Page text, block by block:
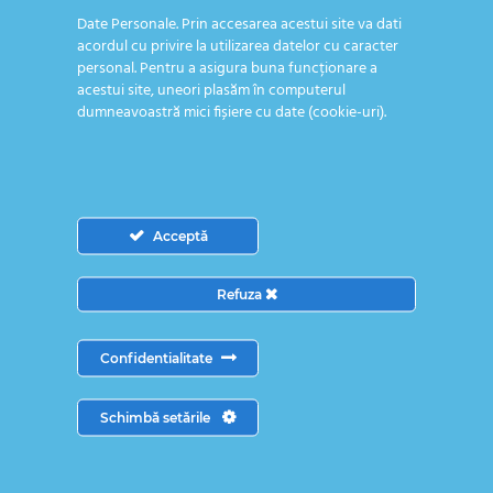
rosu
cu
negru
SKU:NU SE APLICĂ
PRODUSE SIMILARE
Cardigan școală
Dorel gri cu
grena
Cardigan școală
Dorel gri cu rosu
Date Personale. Prin accesarea acestui site va dati
acordul cu privire la utilizarea datelor cu caracter
personal. Pentru a asigura buna funcționare a
acestui site, uneori plasăm în computerul
dumneavoastră mici fișiere cu date (cookie-uri).
Acceptă
Refuza
Confidentialitate
Schimbă setările